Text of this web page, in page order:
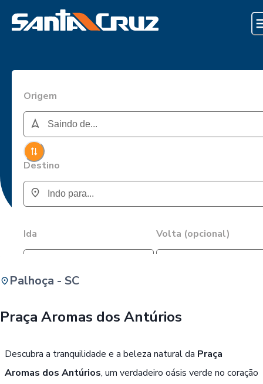
Origem
Destino
Ida Volta (opcional)
Palhoça - SC
Praça Aromas dos Antúrios
Descubra a tranquilidade e a beleza natural da Praça
Aromas dos Antúrios, um verdadeiro oásis verde no coração